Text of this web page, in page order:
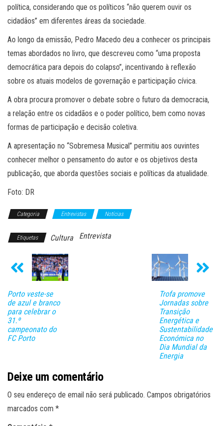
política, considerando que os políticos “não querem ouvir os
cidadãos” em diferentes áreas da sociedade.
Ao longo da emissão, Pedro Macedo deu a conhecer os principais
temas abordados no livro, que descreveu como “uma proposta
democrática para depois do colapso”, incentivando à reflexão
sobre os atuais modelos de governação e participação cívica.
A obra procura promover o debate sobre o futuro da democracia,
a relação entre os cidadãos e o poder político, bem como novas
formas de participação e decisão coletiva.
A apresentação no “Sobremesa Musical” permitiu aos ouvintes
conhecer melhor o pensamento do autor e os objetivos desta
publicação, que aborda questões sociais e políticas da atualidade.
Foto: DR
Categoria Entrevistas Notícias
Etiquetas Cultura Entrevista
Porto veste-se
de azul e branco
para celebrar o
31.º
campeonato do
FC Porto
Trofa promove
Jornadas sobre
Transição
Energética e
Sustentabilidade
Económica no
Dia Mundial da
Energia
Deixe um comentário
O seu endereço de email não será publicado. Campos obrigatórios
marcados com *